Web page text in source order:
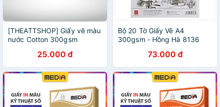
[THEATTSHOP] Giấy vẽ màu
nước Cotton 300gsm
25.000 đ
Bộ 20 Tờ Giấy Vẽ A4
300gsm - Hồng Hà 8136
73.000 đ